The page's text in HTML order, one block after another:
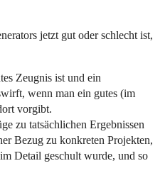
jetzt gut oder schlecht ist,
Zeugnis ist und ein
wenn man ein gutes (im
vorgibt.
zu tatsächlichen Ergebnissen
Bezug zu konkreten Projekten,
Detail geschult wurde, und so